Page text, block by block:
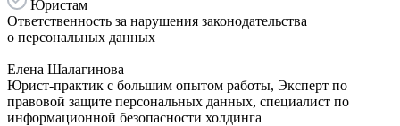
Юристам
Ответственность за нарушения законодательства
о персональных данных
Елена Шалагинова
Юрист-практик с большим опытом работы, Эксперт по
правовой защите персональных данных, специалист по
информационной безопасности холдинга